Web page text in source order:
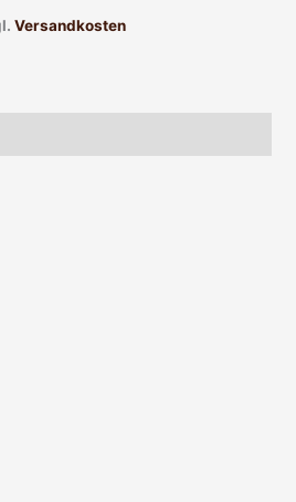
Versandkosten